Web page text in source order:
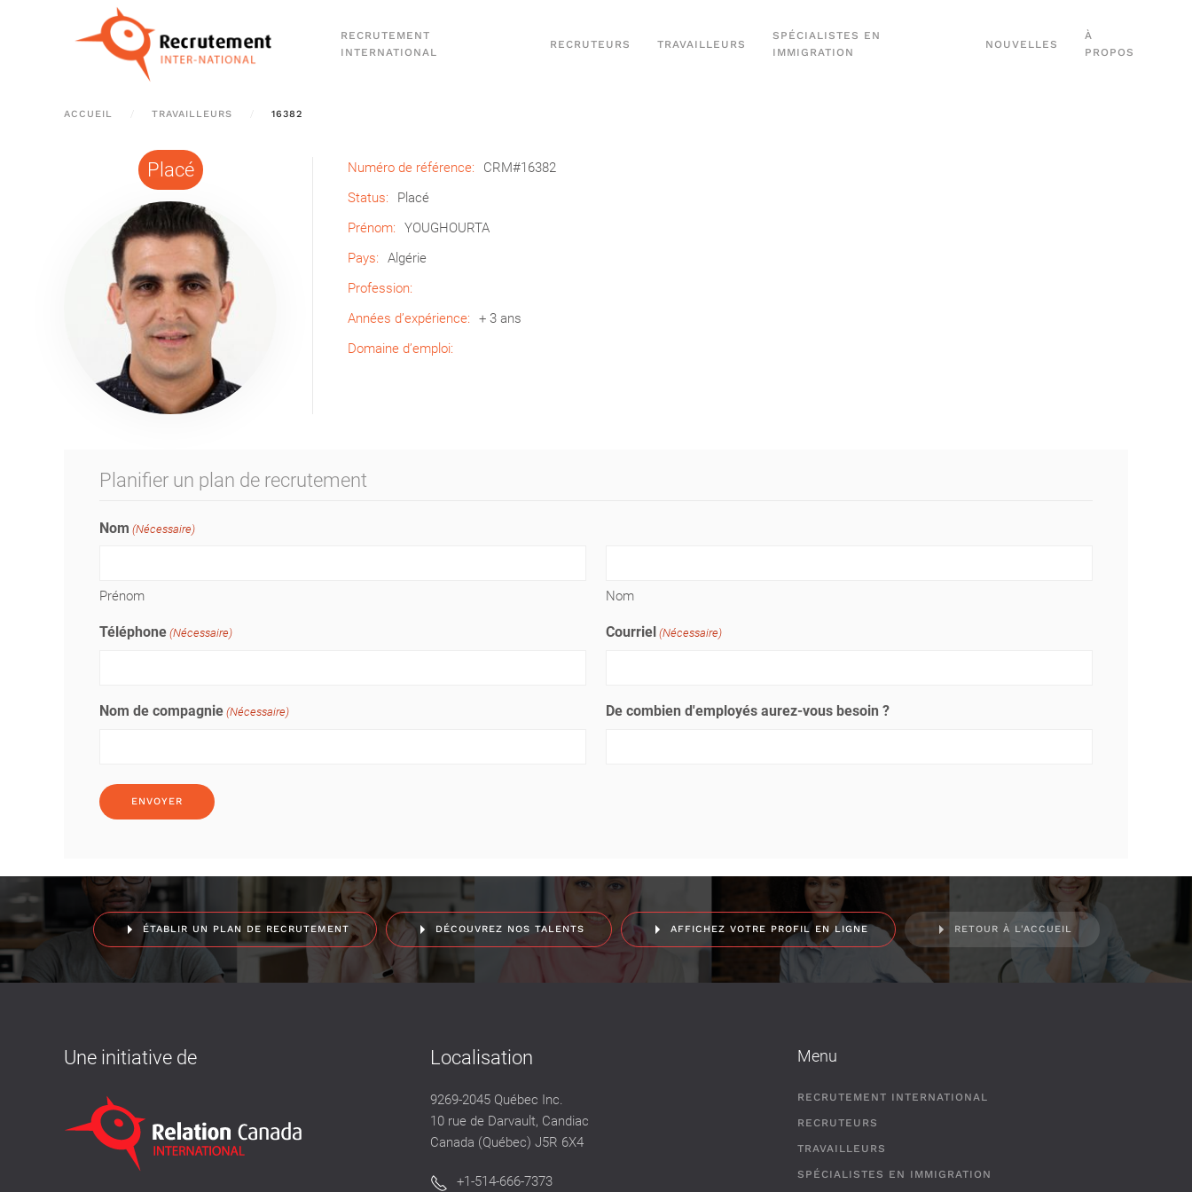
Passer au contenu principal
RECRUTEMENT
INTERNATIONAL
RECRUTEURS TRAVAILLEURS
SPÉCIALISTES EN
IMMIGRATION
NOUVELLES
À
PROPOS
ACCUEIL TRAVAILLEURS 16382
Placé Numéro de référence:
CRM#16382
Status:
Placé
Prénom:
YOUGHOURTA
Pays:
Algérie
Profession:
Années d’expérience:
+ 3 ans
Domaine d’emploi:
Planifier un plan de recrutement
Nom (Nécessaire)
Prénom Nom
Téléphone (Nécessaire) Courriel (Nécessaire)
Nom de compagnie (Nécessaire) De combien d'employés aurez-vous besoin ?
ÉTABLIR UN PLAN DE RECRUTEMENT DÉCOUVREZ NOS TALENTS AFFICHEZ VOTRE PROFIL EN LIGNE RETOUR À L'ACCUEIL
Une initiative de Localisation
9269-2045 Québec Inc.
10 rue de Darvault, Candiac
Canada (Québec) J5R 6X4
+1-514-666-7373
Menu
RECRUTEMENT INTERNATIONAL
RECRUTEURS
TRAVAILLEURS
SPÉCIALISTES EN IMMIGRATION